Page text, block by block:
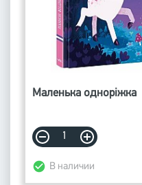
Маленька одноріжка
В наличии